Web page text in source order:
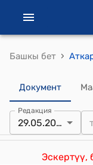
Башкы бет ›
Документ
Редакция
29.05.2024
Эскертүү,